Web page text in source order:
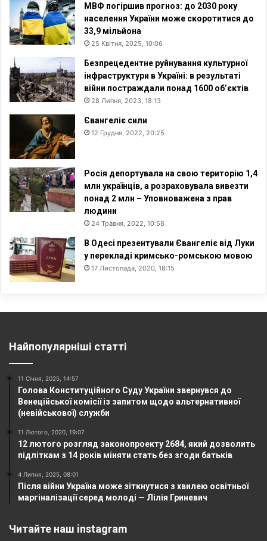
МВФ погіршив прогноз: до 2030 року
населення України може скоротитися до
33,9 мільйона
25 Квітня, 2025, 10:06
Безпрецедентне руйнування культурної
інфраструктури в Україні: в результаті
війни постраждали понад 1600 об’єктів
28 Липня, 2023, 18:13
Євангеліє сили
12 Грудня, 2022, 20:25
Росія депортувала на свою територію 1,4
млн українців, а розраховувала вивезти
понад 2 млн – Уповноважена з прав
людини
24 Травня, 2022, 10:58
В Одесі презентували Євангеліє від Луки
у перекладі кримсько-ромською мовою
17 Листопада, 2020, 18:15
Найпопулярніші статті
11 Січня, 2025, 14:57
Голова Конституційного Суду України звернувся до
Венеційської комісії із запитом щодо альтернативної
(невійськової) служби
11 Лютого, 2020, 19:07
12 лютого розгляд законопроекту 2684, який дозволить
підліткам з 14 років міняти стать без згоди батьків
4 Липня, 2025, 08:01
Після війни Україна може зіткнутися з хвилею освітньої
маргіналізації серед молоді — Лілія Гриневич
Читайте наш instagram